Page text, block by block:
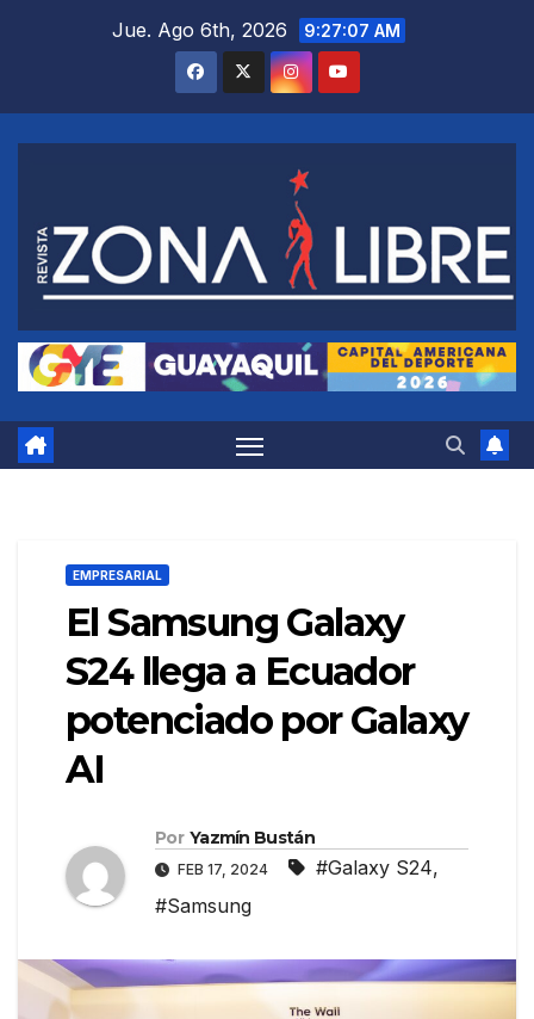
Jue. Ago 6th, 2026 9:27:08 AM
EMPRESARIAL
El Samsung Galaxy
S24 llega a Ecuador
potenciado por Galaxy
AI
Por Yazmín Bustán
FEB 17, 2024 #Galaxy S24,
#Samsung